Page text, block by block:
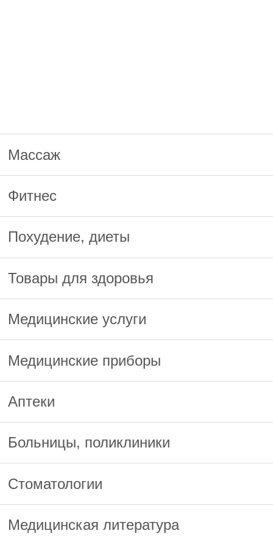
Массаж
Фитнес
Похудение, диеты
Товары для здоровья
Медицинские услуги
Медицинские приборы
Аптеки
Больницы, поликлиники
Стоматологии
Медицинская литература